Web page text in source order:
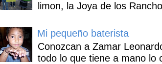
limon, la Joya de los
Mi pequeño baterista
Conozcan a Zamar
todo lo que tiene a mano lo